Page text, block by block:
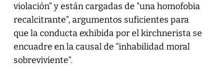
violación” y están cargadas de “una homofobia
recalcitrante”, argumentos suficientes para
que la conducta exhibida por el kirchnerista se
encuadre en la causal de “inhabilidad moral
sobreviviente”.